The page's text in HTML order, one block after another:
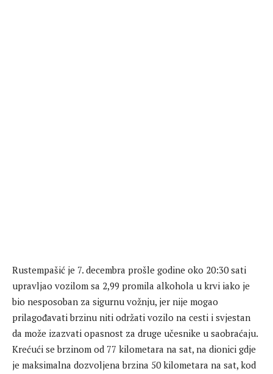
Rustempašić je 7. decembra prošle godine oko 20:30 sati
upravljao vozilom sa 2,99 promila alkohola u krvi iako je
bio nesposoban za sigurnu vožnju, jer nije mogao
prilagođavati brzinu niti održati vozilo na cesti i svjestan
da može izazvati opasnost za druge učesnike u saobraćaju.
Krećući se brzinom od 77 kilometara na sat, na dionici gdje
je maksimalna dozvoljena brzina 50 kilometara na sat, kod